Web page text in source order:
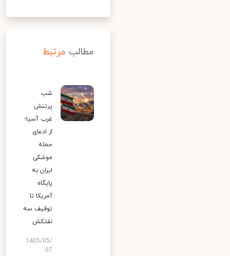
مطالب مرتبط
شب
پرتنش
غرب آسیا؛
از ادعای
حمله
موشکی
ایران به
پایگاه
آمریکا تا
توقیف سه
نفتکش
1405/05/
07